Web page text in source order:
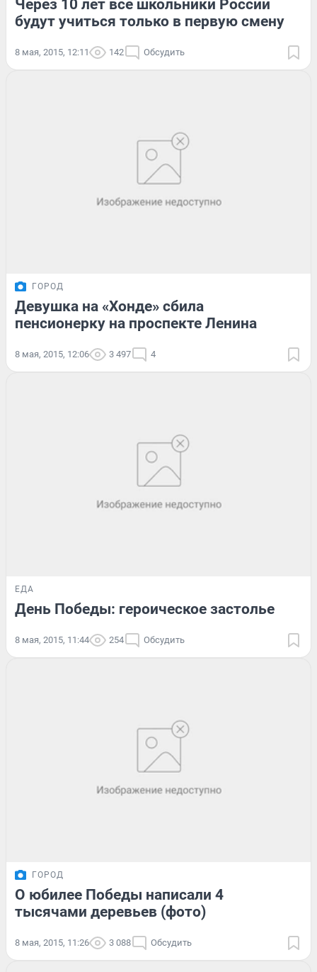
Через 10 лет все школьники России
будут учиться только в первую смену
8 мая, 2015, 12:11 142 Обсудить
ГОРОД
Девушка на «Хонде» сбила
пенсионерку на проспекте Ленина
8 мая, 2015, 12:06 3 497 4
ЕДА
День Победы: героическое застолье
8 мая, 2015, 11:44 254 Обсудить
ГОРОД
О юбилее Победы написали 4
тысячами деревьев (фото)
8 мая, 2015, 11:26 3 088 Обсудить